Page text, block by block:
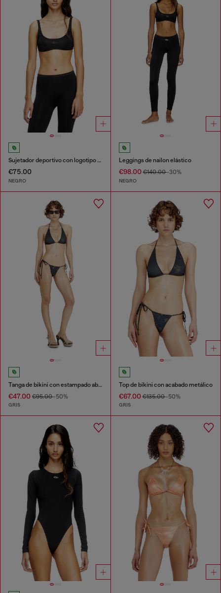
Sujetador deportivo con logotipo recortado
€75.00
NEGRO
Leggings de nailon elástico
€98.00€140.00-30%
NEGRO
Tanga de bikini con estampado abstracto
€47.00 €95.00-50%
GRIS
Top de bikini con acabado metálico
€67.00€135.00-50%
GRIS